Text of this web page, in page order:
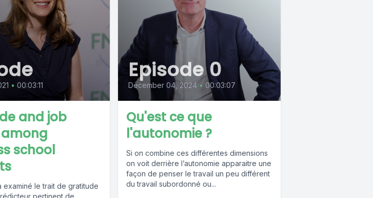
• 00:03:11
and job
school
examiné le trait de gratitude
Episode 0
December 04, 2024 • 00:03:07
Qu'est ce que
l'autonomie ?
Si on combine ces différentes dimensions
on voit derrière l’autonomie apparaitre une
façon de penser le travail un peu différent
du travail subordonné ou...